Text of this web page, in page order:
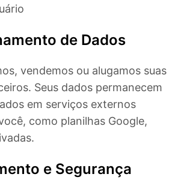
de Dados
vendemos ou alugamos suas
Seus dados permanecem
em serviços externos
como planilhas Google,
e Segurança